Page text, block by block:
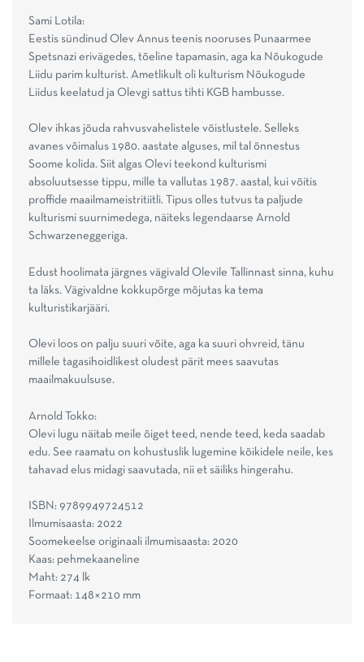
Sami Lotila:
Eestis sündinud Olev Annus teenis nooruses Punaarmee
Spetsnazi erivägedes, tõeline tapamasin, aga ka Nõukogude
Liidu parim kulturist. Ametlikult oli kulturism Nõukogude
Liidus keelatud ja Olevgi sattus tihti KGB hambusse.
Olev ihkas jõuda rahvusvahelistele võistlustele. Selleks
avanes võimalus 1980. aastate alguses, mil tal õnnestus
Soome kolida. Siit algas Olevi teekond kulturismi
absoluutsesse tippu, mille ta vallutas 1987. aastal, kui võitis
proffide maailmameistritiitli. Tipus olles tutvus ta paljude
kulturismi suurnimedega, näiteks legendaarse Arnold
Schwarzeneggeriga.
Edust hoolimata järgnes vägivald Olevile Tallinnast sinna, kuhu
ta läks. Vägivaldne kokkupõrge mõjutas ka tema
kulturistikarjääri.
Olevi loos on palju suuri võite, aga ka suuri ohvreid, tänu
millele tagasihoidlikest oludest pärit mees saavutas
maailmakuulsuse.
Arnold Tokko:
Olevi lugu näitab meile õiget teed, nende teed, keda saadab
edu. See raamatu on kohustuslik lugemine kõikidele neile, kes
tahavad elus midagi saavutada, nii et säiliks hingerahu.
ISBN: 9789949724512
Ilmumisaasta: 2022
Soomekeelse originaali ilmumisaasta: 2020
Kaas: pehmekaaneline
Maht: 274 lk
Formaat: 148×210 mm